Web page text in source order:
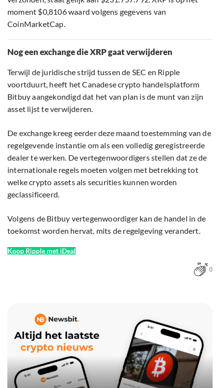
moment $0,8106 waard volgens gegevens van
CoinMarketCap.
Nog een exchange die XRP gaat verwijderen
Terwijl de juridische strijd tussen de SEC en Ripple
voortduurt, heeft het Canadese crypto handelsplatform
Bitbuy aangekondigd dat het van plan is de munt van zijn
asset lijst te verwijderen.
De exchange kreeg eerder deze maand toestemming van de
regelgevende instantie om als een volledig geregistreerde
dealer te werken. De vertegenwoordigers stellen dat ze de
internationale regels moeten volgen met betrekking tot
welke crypto assets als securities kunnen worden
geclassificeerd.
Volgens de Bitbuy vertegenwoordiger kan de handel in de
toekomst worden hervat, mits de regelgeving verandert.
Koop Ripple met iDeal
0